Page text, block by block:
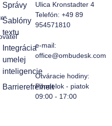
Správy
Šablóny
textu
Integrácia
umelej
inteligencie
Barrierefreiheit
Ulica Kronstadter 4
Telefón: +49 89
954571810
e-mail:
office@ombudesk.com
Otváracie hodiny:
Pondelok - piatok
09:00 - 17:00